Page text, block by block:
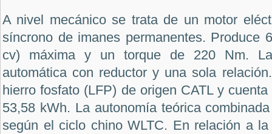
A nivel mecánico se trata de un motor
síncrono de imanes permanentes. Produce
cv) máxima y un torque de 220 Nm.
automática con reductor y una sola
hierro fosfato (LFP) de origen CATL y
53,58 kWh. La autonomía teórica
según el ciclo chino WLTC. En relación a